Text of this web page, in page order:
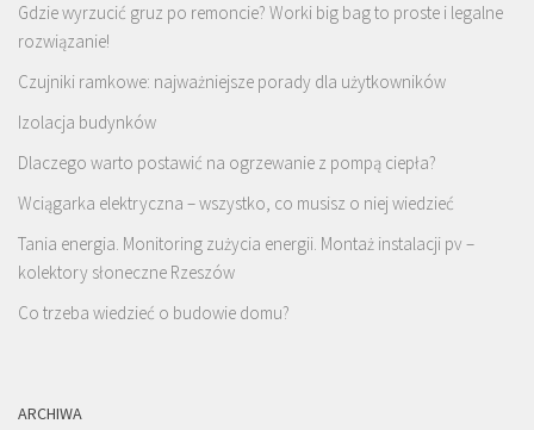
Gdzie wyrzucić gruz po remoncie? Worki big bag to proste i legalne
rozwiązanie!
Czujniki ramkowe: najważniejsze porady dla użytkowników
Izolacja budynków
Dlaczego warto postawić na ogrzewanie z pompą ciepła?
Wciągarka elektryczna – wszystko, co musisz o niej wiedzieć
Tania energia. Monitoring zużycia energii. Montaż instalacji pv –
kolektory słoneczne Rzeszów
Co trzeba wiedzieć o budowie domu?
ARCHIWA